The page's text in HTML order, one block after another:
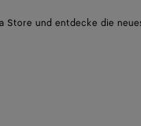
Store und entdecke die